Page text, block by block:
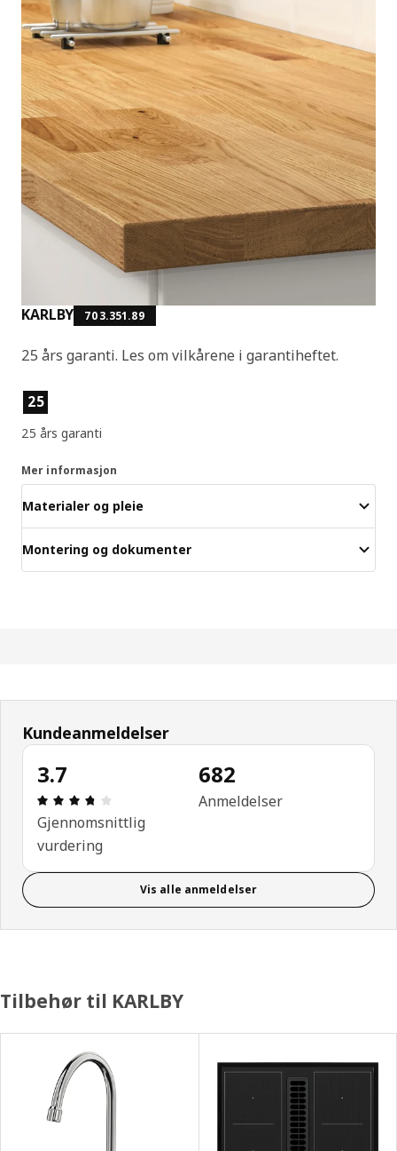
KARLBY 703.351.89
25 års garanti. Les om vilkårene i garantiheftet.
Produktfunksjoner
25
25 års garanti
Mer informasjon
Materialer og pleie
Montering og dokumenter
Kundeanmeldelser
3.7
Produktomtale: 3.7 ingen kundevurdering 5
Gjennomsnittlig
vurdering
682
Anmeldelser
Vis alle anmeldelser
Tilbehør til KARLBY